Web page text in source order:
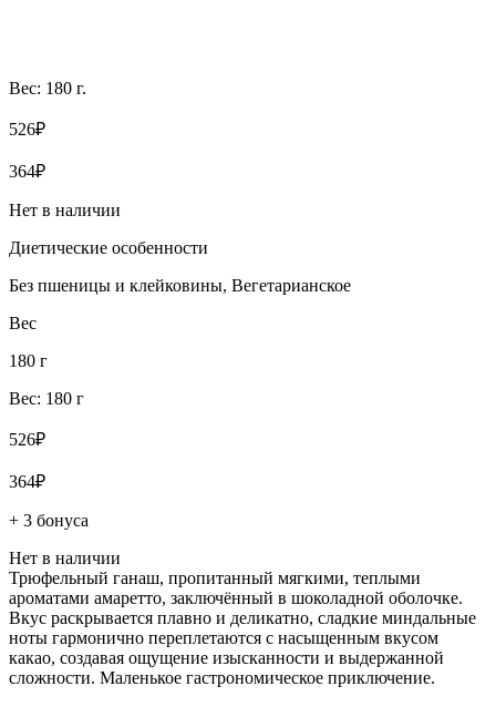
Вес: 180 г.
526₽
364₽
Нет в наличии
Диетические особенности
Без пшеницы и клейковины, Вегетарианское
Вес
180 г
Вес: 180 г
526₽
364₽
+ 3 бонуса
Нет в наличии
Трюфельный ганаш, пропитанный мягкими, теплыми
ароматами амаретто, заключённый в шоколадной оболочке.
Вкус раскрывается плавно и деликатно, сладкие миндальные
ноты гармонично переплетаются с насыщенным вкусом
какао, создавая ощущение изысканности и выдержанной
сложности. Маленькое гастрономическое приключение.